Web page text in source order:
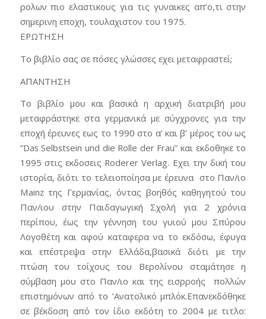
ρολων πιο ελαστικους για τις γυναικες απ’ο,τι στην
σημερινη εποχη, τουλαχιστον του 1975.
ΕΡΩΤΗΣΗ
Το βιβλίο σας σε πόσες γλώσσες εχει μεταφραστεί;
ΑΠΑΝΤΗΣΗ
Το βιβλίο μου και βασικά η αρχική διατριβή μου
μεταφράστηκε στα γερμανικά με σύγχρονες για την
εποχή έρευνες εως το 1990 στο α’ και β’ μέρος του ως
“Das Selbstsein und die Rolle der Frau” και εκδοθηκε το
1995 στις εκδοσεις Roderer Verlag. Εχει την δική του
ιστορία, διότι το τελειοποίησα με έρευνα στο Παν/ιο
Mainz της Γερμανίας, όντας βοηθός καθηγητού του
Παν/ιου στην Παιδαγωγική Σχολή για 2 χρόνια
περίπου, έως την γέννηση του γυιού μου Σπύρου
Λογοθέτη και αφού καταφερα να το εκδόσω, έφυγα
και επέστρεψα στην Ελλάδα,βασικά διότι με την
πτώση του τοίχους του Βερολίνου σταμάτησε η
σύμβαση μου στο Παν/ιο και της εισρροής πολλών
επιστημόνων από το ‘Ανατολικό μπλόκ.Επανεκδόθηκε
σε β΄εκδοση από τον ίδιο εκδότη το 2004 με τιτλο: